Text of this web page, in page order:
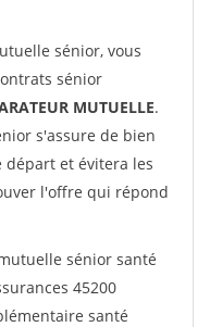
sénior, vous
sénior
MUTUELLE.
s'assure de bien
départ et évitera les
l'offre qui répond
sénior santé
45200
santé